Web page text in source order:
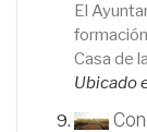
El
Casa de
Ubicado